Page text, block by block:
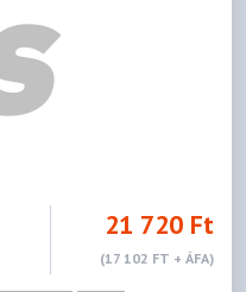
21 720 Ft
(17 102 FT + ÁFA)